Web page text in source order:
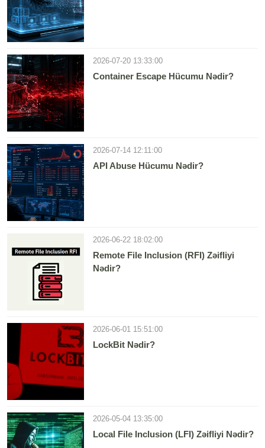
2026-07-20 13:33:00
Container Escape Hücumu Nədir?
2026-07-14 12:11:00
API Abuse Hücumu Nədir?
2026-06-22 18:02:00
Remote File Inclusion (RFI) Zəifliyi
Nədir?
2026-06-01 15:51:00
LockBit Nədir?
2026-05-04 13:35:00
Local File Inclusion (LFI) Zəifliyi Nədir?